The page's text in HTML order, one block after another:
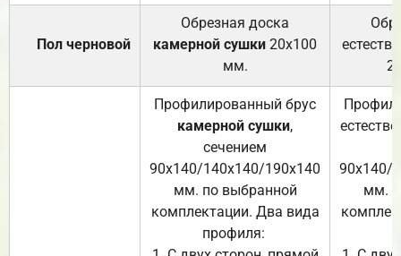
Пол черновой
Обрезная доска
камерной сушки 20х100
мм.
Профилированный брус
камерной сушки,
сечением
90х140/140х140/190х140
мм. по выбранной
комплектации. Два вида
профиля:
90х140/
мм.